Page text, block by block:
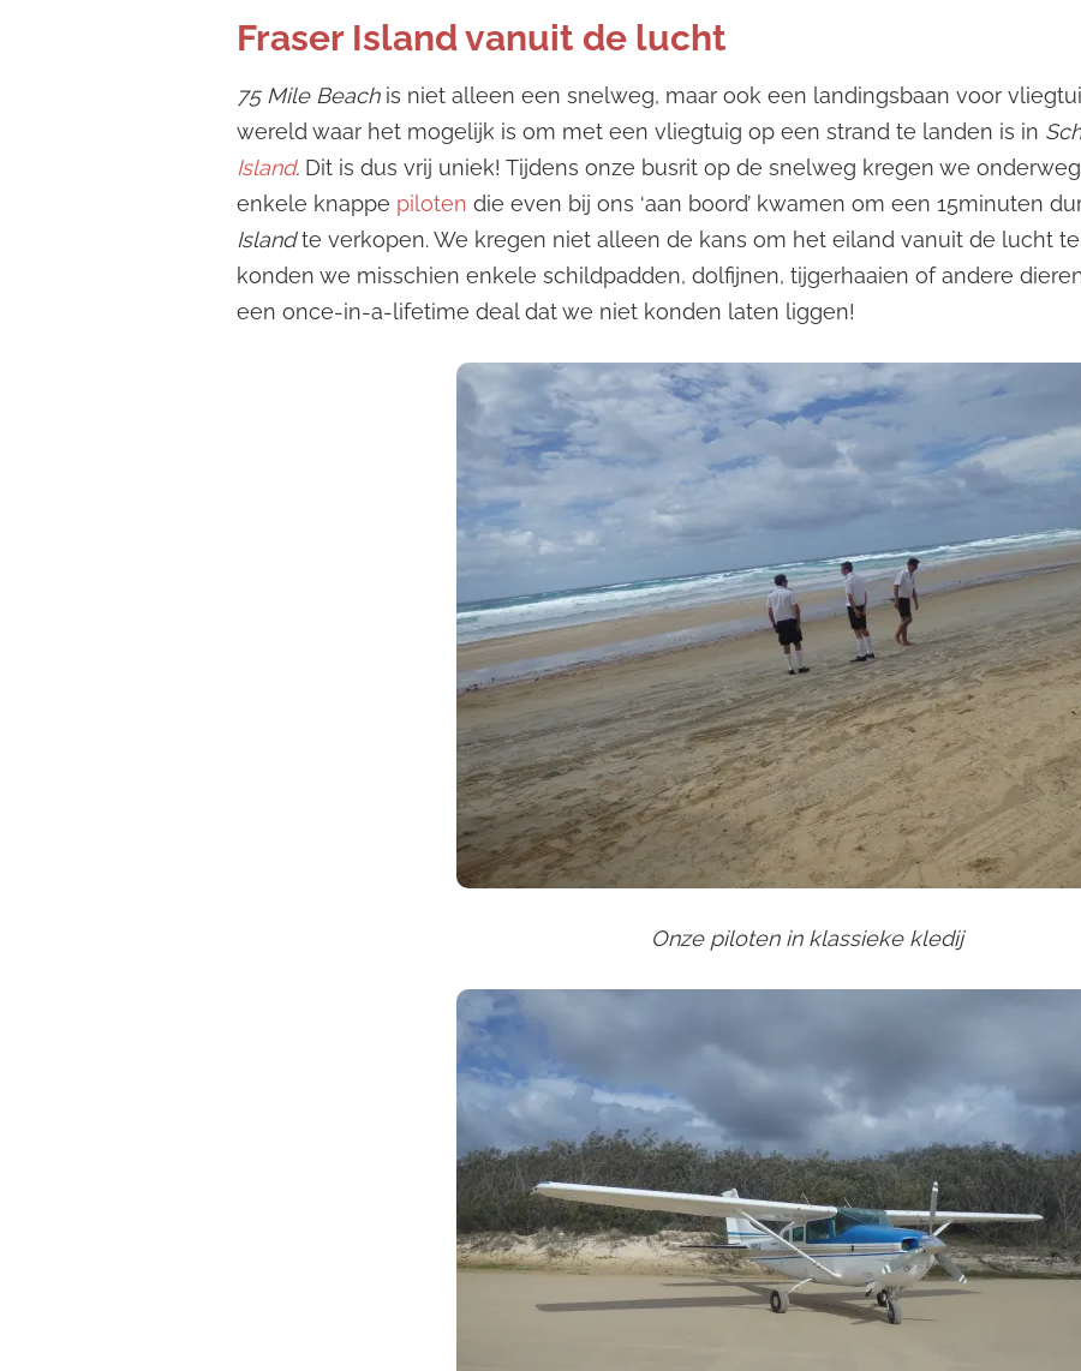
Fraser Island vanuit de lucht
75 Mile Beach is niet alleen een snelweg, maar ook een landingsbaan voor
wereld waar het mogelijk is om met een vliegtuig op een strand te landen is in
Island. Dit is dus vrij uniek! Tijdens onze busrit op de snelweg kregen we
enkele knappe piloten die even bij ons ‘aan boord’ kwamen om een 15minuten
Islandte verkopen. We kregen niet alleen de kans om het eiland vanuit de lucht
konden we misschien enkele schildpadden, dolfijnen, tijgerhaaien of andere
een once-in-a-lifetime deal dat we niet konden laten liggen!
Onze piloten in klassieke kledij